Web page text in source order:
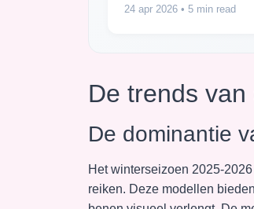
24 apr 2026 • 5 min read
De trends
De dominantie
Het winterseizoen 2025-
reiken. Deze modellen